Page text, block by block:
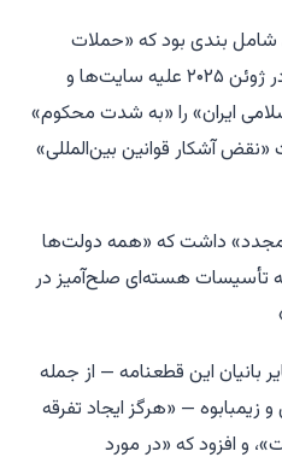
بندی بود که «حملات
عمدی و غیرقانونی انجام شده در ژوئن ۲۰۲۵ علیه سایت‌ها و
ایران» را «به شدت محکوم»
آشکار قوانین بین‌المللی»
مجدد» داشت که «همه دولت‌ها
به تأسیسات هسته‌ای صلح‌آمیز در
این قطعنامه — از جمله
و زیمبابوه — «هرگز ایجاد تفرقه
و افزود که «در مورد